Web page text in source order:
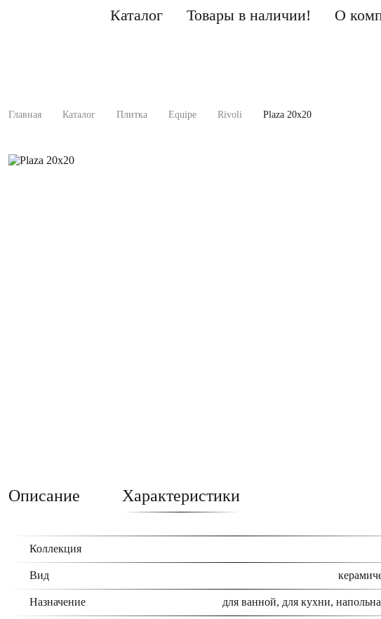
Каталог Товары в наличии! О
Главная Каталог Плитка Equipe Rivoli Plaza 20x20
Описание Характеристики
Коллекция
Вид
Назначение для ванной, для кухни,